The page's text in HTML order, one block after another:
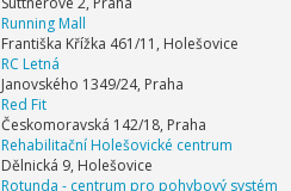
Running Mall
Františka Křížka 461/11, Holešovice
RC Letná
Janovského 1349/24, Praha
Red Fit
Českomoravská 142/18, Praha
Rehabilitační Holešovické centrum
Dělnická 9, Holešovice
Rotunda - centrum pro pohybový systém